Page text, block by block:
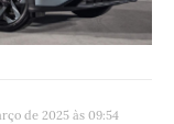
de 2025 às 09:54